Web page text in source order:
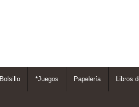
Bolsillo *Juegos Papelería Libros